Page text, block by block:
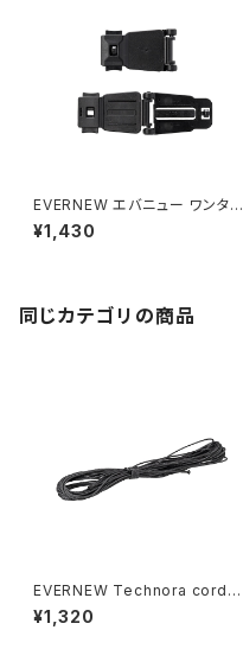
EVERNEW エバニュー ワンタッ
チスルーロック2P
¥1,430
同じカテゴリの商品
EVERNEW Technora cord
0.7mm 5M
¥1,320